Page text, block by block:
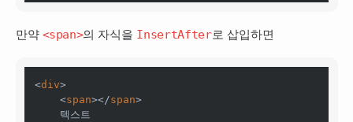
만약 <span>의 자식을 InsertAfter로 삽입하면
<div>
    <
span></span>
    텍스트